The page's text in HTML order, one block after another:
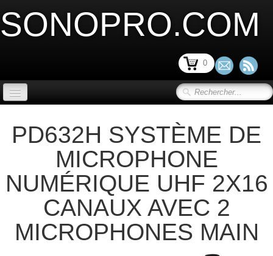
SONOPRO.COM
0
SONORISATION SCENE et VIDEO ▼
LIMITATION ACOUSTIQUE ▼
SONORISATION INSTALLATION
SONORISATION PORTABLE
PD632H SYSTÈME DE
MICROPHONE
NUMÉRIQUE UHF 2X16
CANAUX AVEC 2
MICROPHONES MAIN